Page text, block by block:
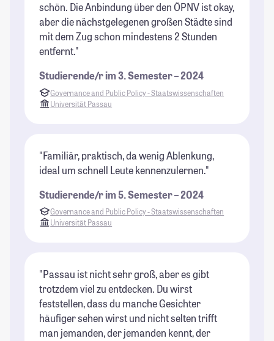
schön. Die Anbindung über den ÖPNV ist okay,
aber die nächstgelegenen großen Städte sind
mit dem Zug schon mindestens 2 Stunden
entfernt."
Studierende/r im 3. Semester – 2024
Governance and Public Policy - Staatswissenschaften
Universität Passau
"Familiär, praktisch, da wenig Ablenkung,
ideal um schnell Leute kennenzulernen."
Studierende/r im 5. Semester – 2024
Governance and Public Policy - Staatswissenschaften
Universität Passau
"Passau ist nicht sehr groß, aber es gibt
trotzdem viel zu entdecken. Du wirst
feststellen, dass du manche Gesichter
häufiger sehen wirst und nicht selten trifft
man jemanden, der jemanden kennt, der